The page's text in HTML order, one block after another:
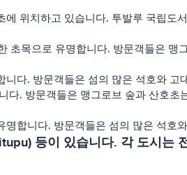
위치하고 있습니다. 투발루 국립도
목으로 유명합니다. 방문객들은 맹
다. 방문객들은 섬의 많은 석호와 고
. 방문객들은 맹그로브 숲과 산호초
합니다. 방문객들은 섬의 많은 석호
등이 있습니다. 각 도시는